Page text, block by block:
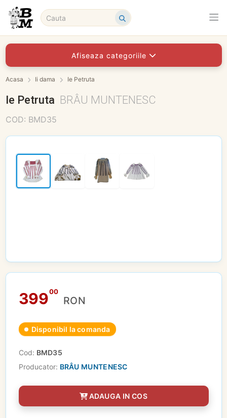
Afiseaza categoriile
Acasa Ii dama Ie Petruta
Ie Petruta BRÂU MUNTENESC
COD: BMD35
39900
RON
Disponibil la comanda
Cod: BMD35
Producator: BRÂU MUNTENESC
ADAUGA IN COS